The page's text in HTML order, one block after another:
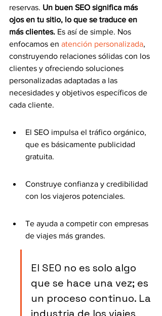
reservas. Un buen SEO significa más
ojos en tu sitio, lo que se traduce en
más clientes. Es así de simple. Nos
enfocamos en atención personalizada,
construyendo relaciones sólidas con los
clientes y ofreciendo soluciones
personalizadas adaptadas a las
necesidades y objetivos específicos de
cada cliente.
El SEO impulsa el tráfico orgánico,
que es básicamente publicidad
gratuita.
Construye confianza y credibilidad
con los viajeros potenciales.
Te ayuda a competir con empresas
de viajes más grandes.
El SEO no es solo algo
que se hace una vez; es
un proceso continuo. La